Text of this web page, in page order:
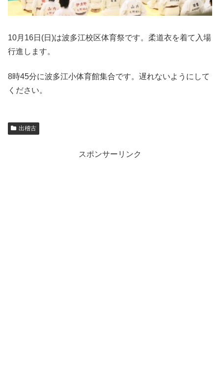
10月16日(日)は波多江校区体育祭です。柔道衣を着て入場
行進します。
8時45分に波多江小体育館集合です。遅れないようにして
ください。
出稽古
スポンサーリンク